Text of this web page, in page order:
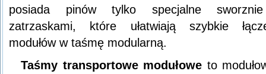
posiada pinów tylko specjalne
zatrzaskami, które ułatwiają szybkie
modułów w taśmę modularną.
Taśmy transportowe modułowe to